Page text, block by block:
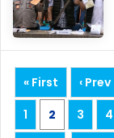
« First
‹ Prev
1
2 3 4